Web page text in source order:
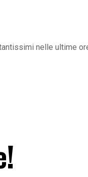
nelle ultime